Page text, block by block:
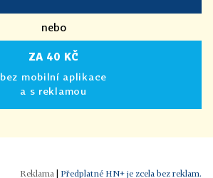
nebo
ZA 40 KČ
bez mobilní aplikace
a s reklamou
Předplatné HN+ je zcela bez reklam.